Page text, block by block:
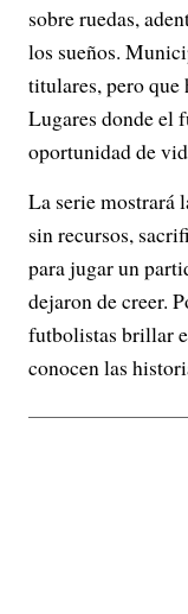
sobre ruedas,
los sueños.
titulares, pero que
Lugares donde el
oportunidad de
La serie mostrará
sin recursos,
para jugar un
dejaron de creer.
futbolistas brillar
conocen las